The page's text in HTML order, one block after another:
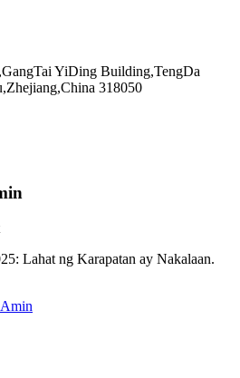
YiDing Building,TengDa
318050
Lahat ng Karapatan ay Nakalaan.